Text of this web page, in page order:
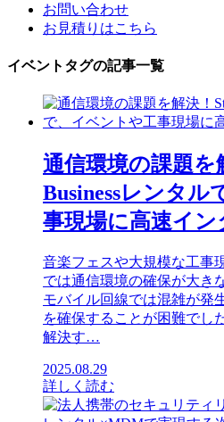
お問い合わせ
お見積りはこちら
イベントタグの記事一覧
通信環境の課題
Businessレンタル
事現場に高速イン
音楽フェスや大規模な工事
では通信環境の確保が大き
モバイル回線では混雑が発
を確保することが困難でし
解決す…
2025.08.29
詳しく読む